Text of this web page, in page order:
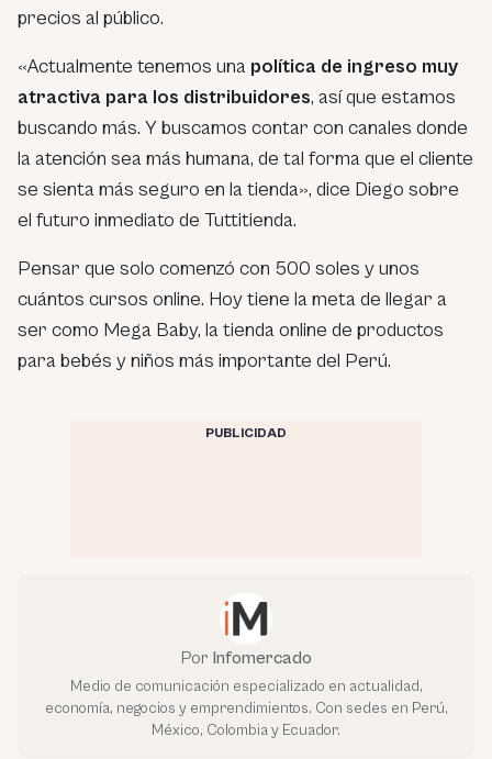
precios al público.
«Actualmente tenemos una política de ingreso muy
atractiva para los distribuidores, así que estamos
buscando más. Y buscamos contar con canales donde
la atención sea más humana, de tal forma que el cliente
se sienta más seguro en la tienda», dice Diego sobre
el futuro inmediato de Tuttitienda.
Pensar que solo comenzó con 500 soles y unos
cuántos cursos online. Hoy tiene la meta de llegar a
ser como Mega Baby, la tienda online de productos
para bebés y niños más importante del Perú.
PUBLICIDAD
Por Infomercado
Medio de comunicación especializado en actualidad,
economía, negocios y emprendimientos. Con sedes en Perú,
México, Colombia y Ecuador.